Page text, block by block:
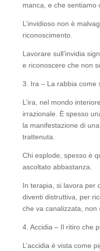
manca, e che sentiamo
L’invidioso non è
riconoscimento.
Lavorare sull’invidia
e riconoscere che non
3. Ira – La rabbia come
L’ira, nel mondo
irrazionale. È spesso
la manifestazione di
trattenuta.
Chi esplode, spesso è
ascoltato abbastanza.
In terapia, si lavora per
diventi distruttiva, per
che va canalizzata, non
4. Accidia – Il ritiro che
L’accidia è vista come